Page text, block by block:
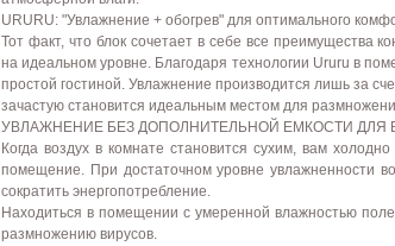
URURU: "Увлажнение + обогрев" для оптимального
Тот факт, что блок сочетает в себе все преимущества
на идеальном уровне. Благодаря технологии Ururu в
простой гостиной. Увлажнение производится лишь за
зачастую становится идеальным местом для
УВЛАЖНЕНИЕ БЕЗ ДОПОЛНИТЕЛЬНОЙ ЕМКОСТИ ДЛЯ
Когда воздух в комнате становится сухим, вам
помещение. При достаточном уровне увлажненности
сократить энергопотребление.
Находиться в помещении с умеренной влажностью
размножению вирусов.